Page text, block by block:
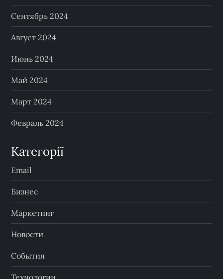
с
е
й
Сентябрь 2024
Август 2024
Июнь 2024
Май 2024
Март 2024
Февраль 2024
Категорії
Email
Бизнес
Маркетинг
Новости
События
Технологии